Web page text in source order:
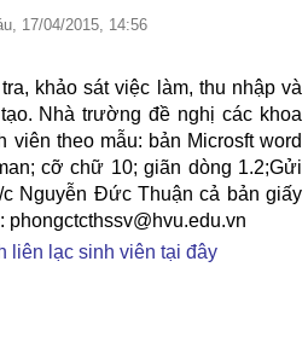
17/04/2015, 14:56
khảo sát việc làm, thu nhập và
Nhà trường đề nghị các khoa
viên theo mẫu: bản Microsft word
cỡ chữ 10; giãn dòng 1.2;Gửi
Nguyễn Đức Thuận cả bản giấy
liên lạc sinh viên tại đây